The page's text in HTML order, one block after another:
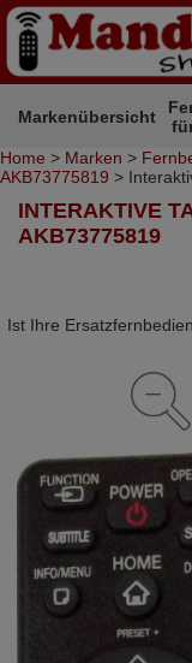
Markenübersicht
Home > Marken >
AKB73775819 >
INTERAKTIVE
AKB73775819
Ist Ihre